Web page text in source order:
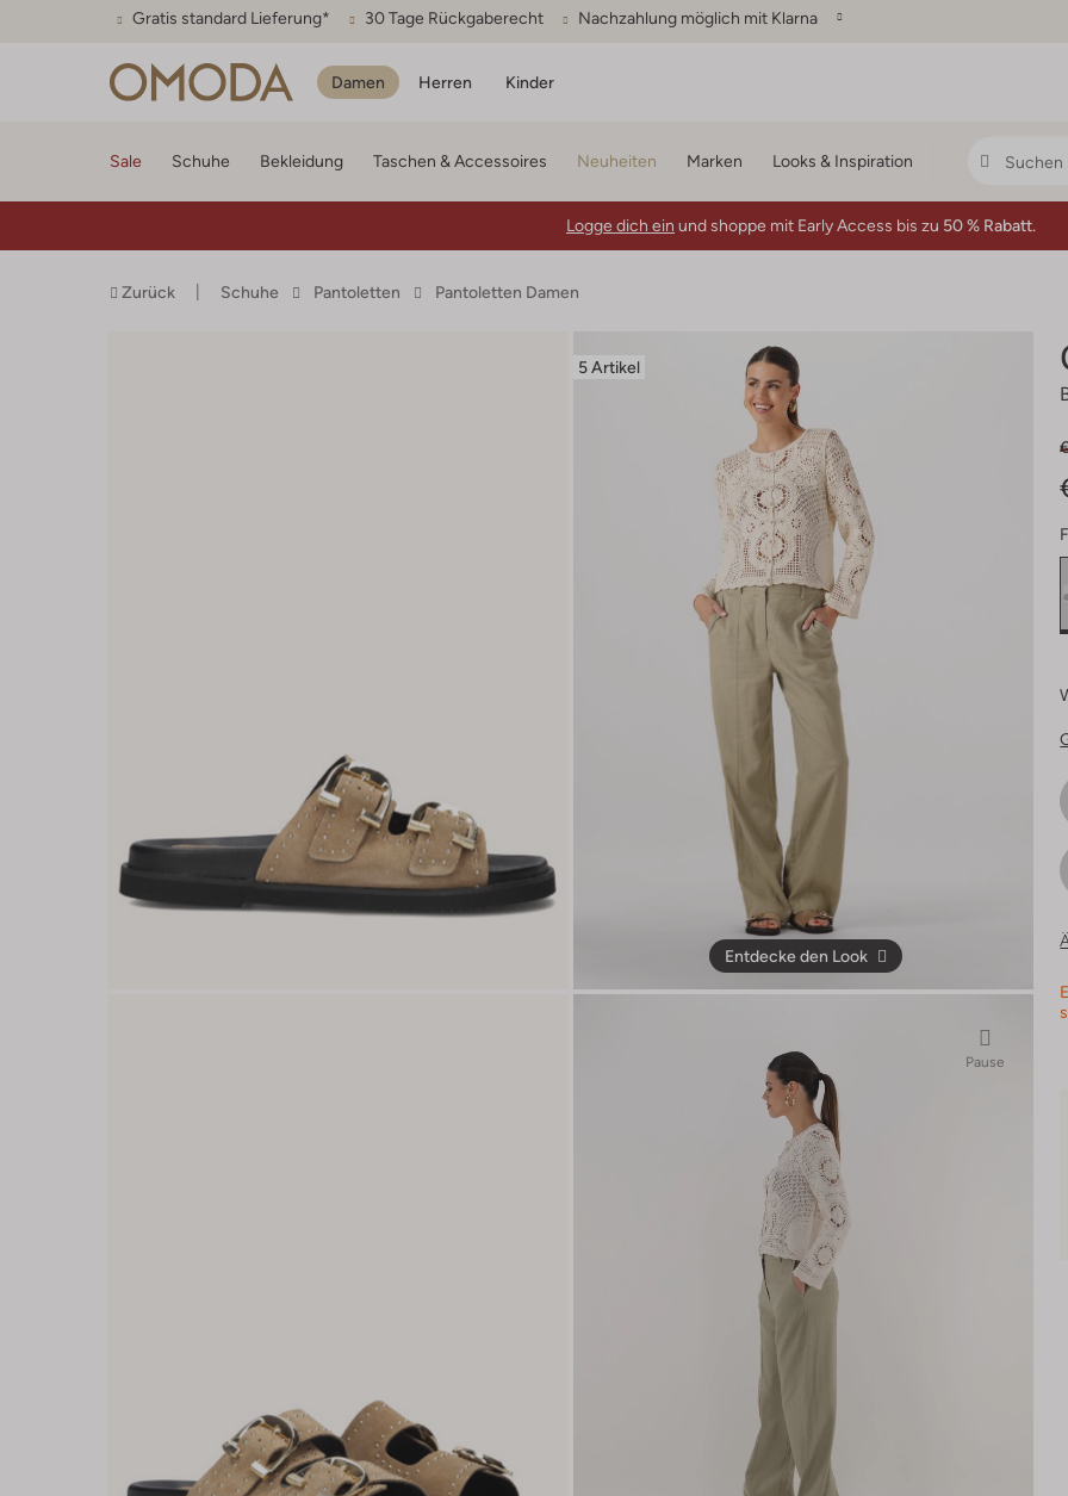
Gratis standard Lieferung* 30 Tage Rückgaberecht Nachzahlung möglich mit Klarna
Damen Herren Kinder
Sale Schuhe Bekleidung Taschen & Accessoires Neuheiten Marken Looks & Inspiration
Logge dich ein und shoppe mit Early Access bis zu 50 % Rabatt.
Zurück Schuhe Pantoletten Pantoletten Damen
5 Artikel
Entdecke den Look
Pause